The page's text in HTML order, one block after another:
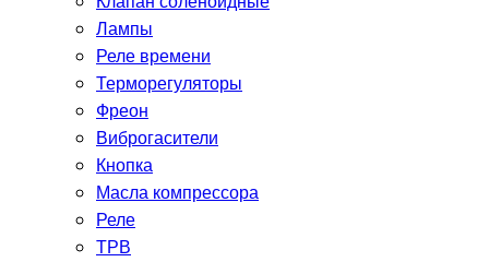
Лампы
Реле времени
Терморегуляторы
Фреон
Виброгасители
Кнопка
Масла компрессора
Реле
ТРВ